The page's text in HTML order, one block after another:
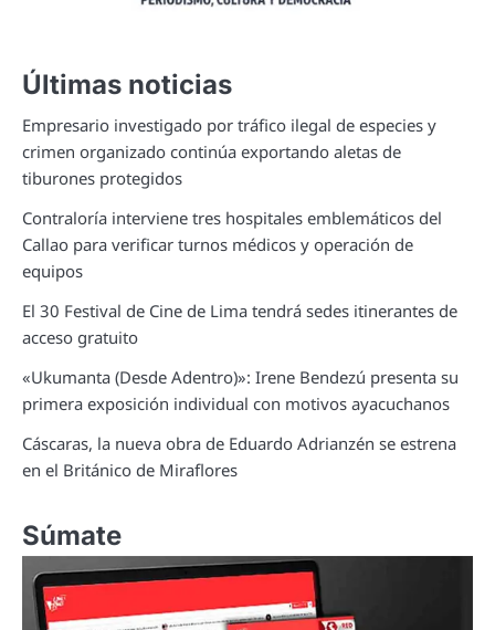
Últimas noticias
Empresario investigado por tráfico ilegal de especies y
crimen organizado continúa exportando aletas de
tiburones protegidos
Contraloría interviene tres hospitales emblemáticos del
Callao para verificar turnos médicos y operación de
equipos
El 30 Festival de Cine de Lima tendrá sedes itinerantes de
acceso gratuito
«Ukumanta (Desde Adentro)»: Irene Bendezú presenta su
primera exposición individual con motivos ayacuchanos
Cáscaras, la nueva obra de Eduardo Adrianzén se estrena
en el Británico de Miraflores
Súmate